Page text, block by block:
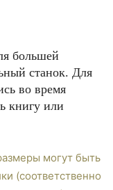
большей
станок. Для
во время
книгу или